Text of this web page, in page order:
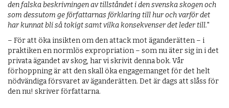
den falska beskrivningen av tillståndet i den svenska skogen och
som dessutom ge författarnas förklaring till hur och varför det
har kunnat bli så tokigt samt vilka konsekvenser det leder till."
– För att öka insikten om den attack mot äganderätten – i
praktiken en normlös expropriation – som nu äter sig in i det
privata ägandet av skog, har vi skrivit denna bok. Vår
förhoppning är att den skall öka engagemanget för det helt
nödvändiga försvaret av äganderätten. Det är dags att slåss för
den nu! skriver författarna.